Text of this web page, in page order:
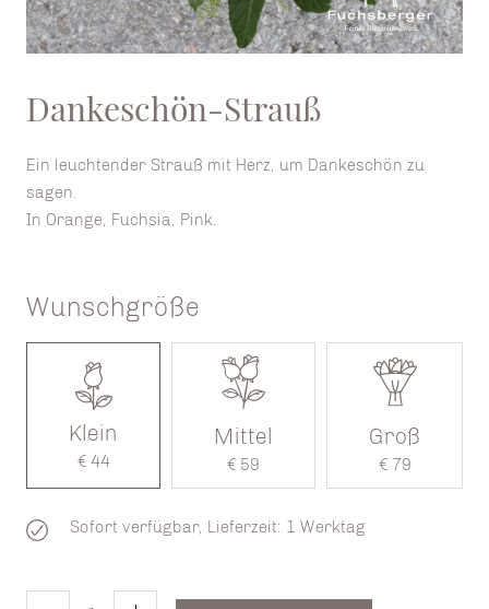
Dankeschön-Strauß
Ein leuchtender Strauß mit Herz, um Dankeschön zu
sagen.
In Orange, Fuchsia, Pink.
Wunschgröße
Groß
€ 79
Klein
€ 44
Mittel
€ 59
Sofort verfügbar, Lieferzeit: 1 Werktag